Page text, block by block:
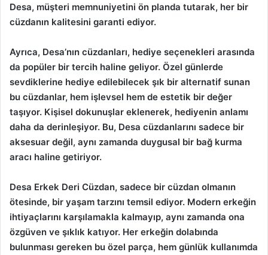
Desa, müşteri memnuniyetini ön planda tutarak, her bir
cüzdanın kalitesini garanti ediyor.
Ayrıca, Desa’nın cüzdanları, hediye seçenekleri arasında
da popüler bir tercih haline geliyor. Özel günlerde
sevdiklerine hediye edilebilecek şık bir alternatif sunan
bu cüzdanlar, hem işlevsel hem de estetik bir değer
taşıyor. Kişisel dokunuşlar eklenerek, hediyenin anlamı
daha da derinleşiyor. Bu, Desa cüzdanlarını sadece bir
aksesuar değil, aynı zamanda duygusal bir bağ kurma
aracı haline getiriyor.
Desa Erkek Deri Cüzdan, sadece bir cüzdan olmanın
ötesinde, bir yaşam tarzını temsil ediyor. Modern erkeğin
ihtiyaçlarını karşılamakla kalmayıp, aynı zamanda ona
özgüven ve şıklık katıyor. Her erkeğin dolabında
bulunması gereken bu özel parça, hem günlük kullanımda